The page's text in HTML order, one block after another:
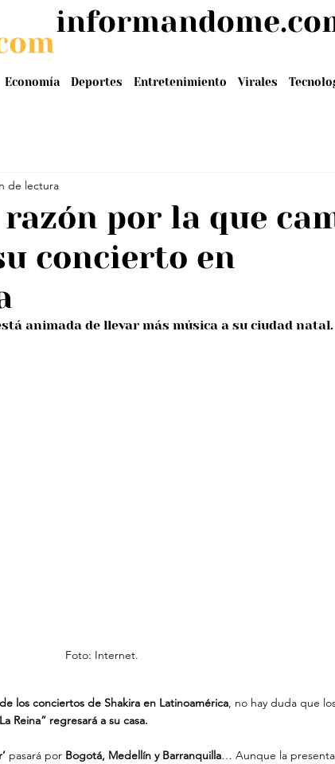
Economía Deportes Entretenimiento Virales
por la que
concierto en
de lectura
animada de llevar más música a su ciudad natal.
Foto: Internet.
los conciertos de Shakira en Latinoamérica, no hay duda que
Reina” regresará a su casa.
pasará por Bogotá, Medellín y Barranquilla… Aunque la